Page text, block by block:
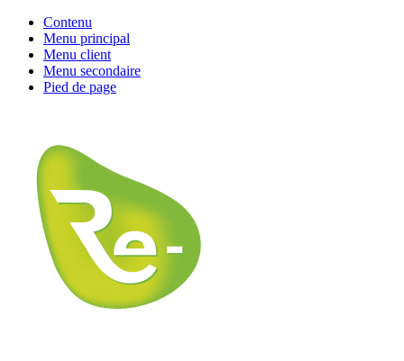
Contenu
Menu principal
Menu client
Menu secondaire
Pied de page